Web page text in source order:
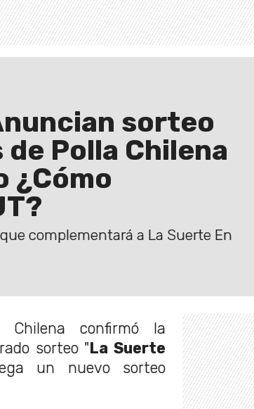
sorteo
Polla Chilena
¿Cómo
complementará a La Suerte En
confirmó la
sorteo "La Suerte
un nuevo sorteo